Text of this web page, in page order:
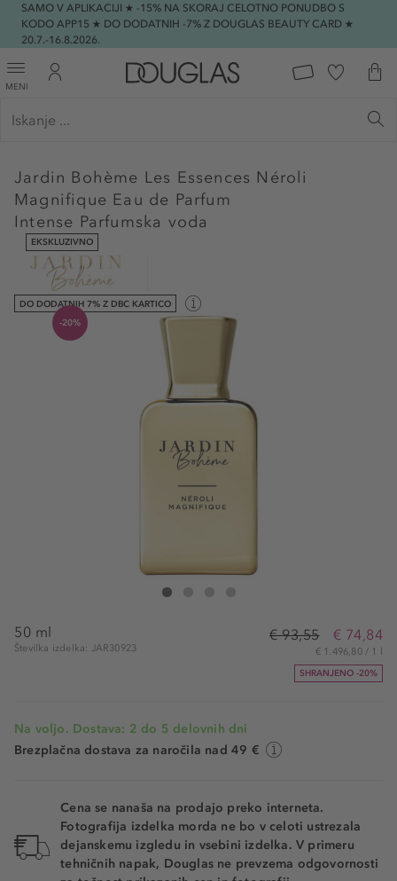
SAMO V APLIKACIJI ★ -15% NA SKORAJ CELOTNO PONUDBO S
KODO APP15 ★ DO DODATNIH -7% Z DOUGLAS BEAUTY CARD ★
20.7.-16.8.2026.
MENI
Jardin Bohème Les Essences Néroli
Magnifique Eau de Parfum
Intense Parfumska voda
EKSKLUZIVNO
DO DODATNIH 7% Z DBC KARTICO
-20%
Jardin Bohème Les Essences Néroli Magnifique Eau de
50 ml
Številka izdelka: JAR30923
€ 93,55 € 74,84
€ 1.496,80 / 1 l
SHRANJENO -20%
Na voljo. Dostava: 2 do 5 delovnih dni
Brezplačna dostava za naročila nad 49 €
Cena se nanaša na prodajo preko interneta.
Fotografija izdelka morda ne bo v celoti ustrezala
dejanskemu izgledu in vsebini izdelka. V primeru
tehničnih napak, Douglas ne prevzema odgovornosti